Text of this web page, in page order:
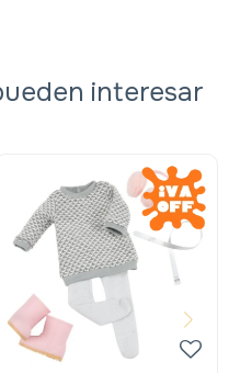
interesar